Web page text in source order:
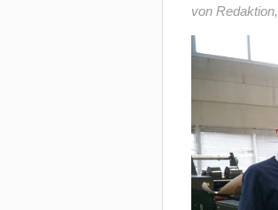
von Redaktion,